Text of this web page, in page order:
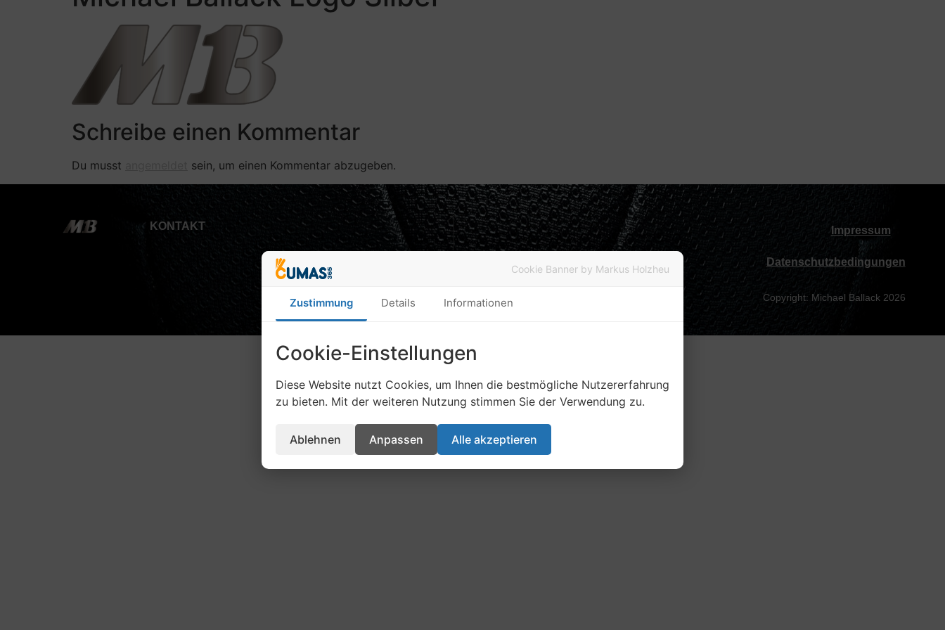
Schreibe einen Kommentar
Du musst sein, um einen Kommentar abzugeben.
KONTAKT Impressum
Datenschutzbedingungen
Copyright: Michael Ballack 2026
English(Englisch
Cookie Banner by Markus Holzheu
Zustimmung Details Informationen
Cookie-Einstellungen
Diese Website nutzt Cookies, um Ihnen die bestmögliche Nutzererfahrung
zu bieten. Mit der weiteren Nutzung stimmen Sie der Verwendung zu.
Ablehnen Anpassen Alle akzeptieren